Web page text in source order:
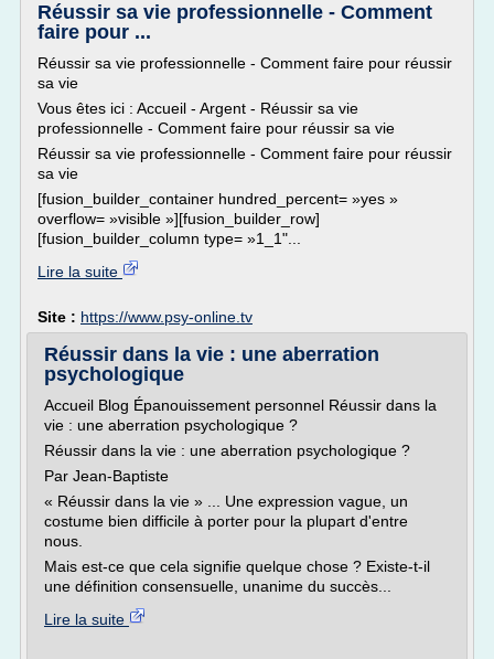
Réussir sa vie professionnelle - Comment
faire pour ...
Réussir sa vie professionnelle - Comment faire pour réussir
sa vie
Vous êtes ici : Accueil - Argent - Réussir sa vie
professionnelle - Comment faire pour réussir sa vie
Réussir sa vie professionnelle - Comment faire pour réussir
sa vie
[fusion_builder_container hundred_percent= »yes »
overflow= »visible »][fusion_builder_row]
[fusion_builder_column type= »1_1"...
Lire la suite
Site : https://www.psy-online.tv
Réussir dans la vie : une aberration
psychologique
Accueil Blog Épanouissement personnel Réussir dans la
vie : une aberration psychologique ?
Réussir dans la vie : une aberration psychologique ?
Par Jean-Baptiste
« Réussir dans la vie » ... Une expression vague, un
costume bien difficile à porter pour la plupart d'entre
nous.
Mais est-ce que cela signifie quelque chose ? Existe-t-il
une définition consensuelle, unanime du succès...
Lire la suite